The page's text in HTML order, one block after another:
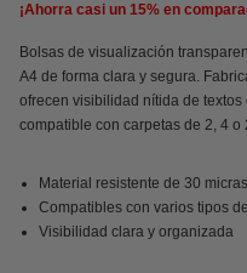
¡Ahorra casi un 15% en
Bolsas de visualización
A4 de forma clara y segura.
ofrecen visibilidad nítida de
compatible con carpetas de 2, 4 o
Material resistente de 30 micras
Compatibles con varios tipos
Visibilidad clara y organizada